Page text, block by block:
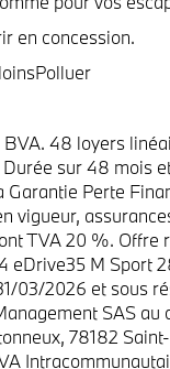
en concession.
48 loyers
sur 48 mois
Garantie Perte
vigueur,
TVA 20 %. Offre
eDrive35 M Sport
03/2026 et sous
SAS
78182